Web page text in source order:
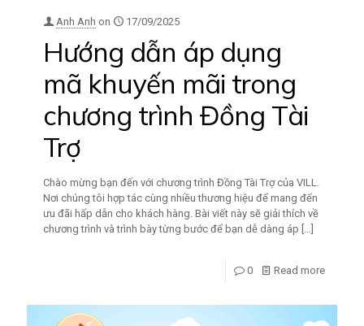
Anh Anh on 17/09/2025
Hướng dẫn áp dụng
mã khuyến mãi trong
chương trình Đồng Tài
Trợ
Chào mừng bạn đến với chương trình Đồng Tài Trợ của VILL.
Nơi chúng tôi hợp tác cùng nhiều thương hiệu để mang đến
ưu đãi hấp dẫn cho khách hàng. Bài viết này sẽ giải thích về
chương trình và trình bày từng bước để bạn dễ dàng áp
0 Read more